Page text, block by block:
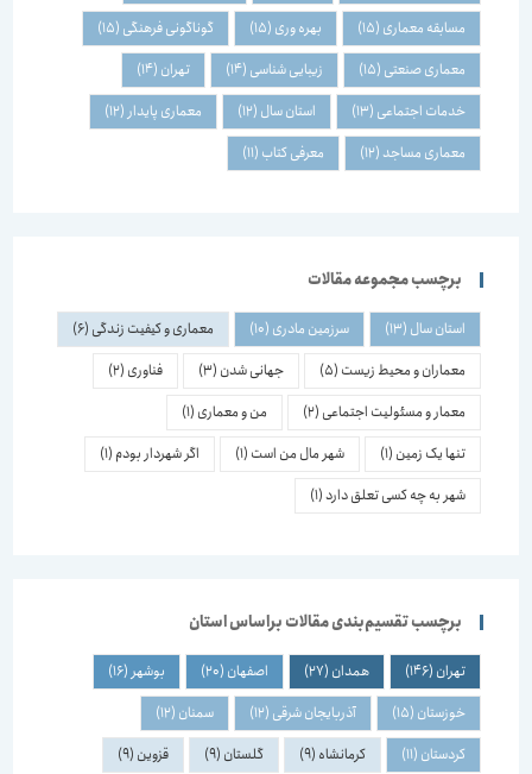
مسابقه معماری(15) بهره وری(15) گوناگونی فرهنگی(15)
معماری صنعتی(15) زیبایی شناسی(14) تهران(14)
خدمات اجتماعی(13) استان سال(12) معماری پایدار(12)
معماری مساجد(12) معرفی کتاب(11)
برچسب مجموعه مقالات
استان سال(13) سرزمین مادری(10) معماری و کیفیت زندگی(6)
معماران و محیط زیست(5) جهانی شدن(3) فناوری(2)
معمار و مسئولیت اجتماعی(2) من و معماری(1)
تنها یک زمین(1) شهر مال من است(1) اگر شهردار بودم(1)
شهر به چه کسی تعلق دارد(1)
برچسب تقسیم‌بندی مقالات براساس استان
تهران(146) همدان(27) اصفهان(20) بوشهر(16)
خوزستان(15) آذربایجان شرقی(12) سمنان(12)
کردستان(11) کرمانشاه(9) گلستان(9) قزوین(9)